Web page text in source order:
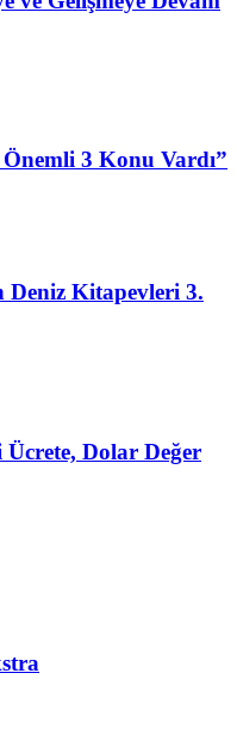
3 Konu Vardı”
Deniz Kitapevleri 3.
Dolar Değer